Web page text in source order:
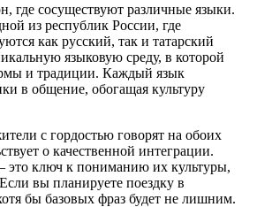
где сосуществуют различные языки.
из республик России, где
как русский, так и татарский
языковую среду, в которой
и традиции. Каждый язык
в общение, обогащая культуру
с гордостью говорят на обоих
о качественной интеграции.
это ключ к пониманию их культуры,
вы планируете поездку в
бы базовых фраз будет не лишним.